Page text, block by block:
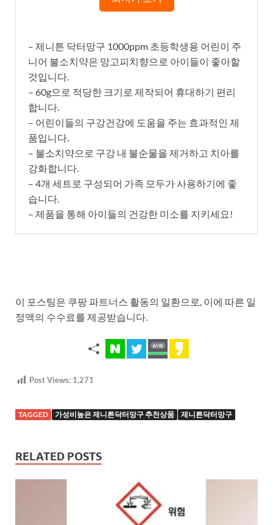
– 제니튼 닥터망구 1000ppm 초등학생용 어린이 주
니어 불소치약은 망고피치향으로 아이들이 좋아할
것입니다.
– 60g으로 적당한 크기로 제작되어 휴대하기 편리
합니다.
– 어린이들의 구강건강에 도움을 주는 효과적인 제
품입니다.
– 불소치약으로 구강 내 불순물을 제거하고 치아를
강화합니다.
– 4개 세트로 구성되어 가족 모두가 사용하기에 좋
습니다.
– 제품을 통해 아이들의 건강한 미소를 지키세요!
이 포스팅은 쿠팡 파트너스 활동의 일환으로, 이에 따른 일
정액의 수수료를 제공받습니다.
Post Views: 1,271
TAGGED 가성비높은 제니튼닥터망구 추천상품 제니튼닥터망구
RELATED POSTS